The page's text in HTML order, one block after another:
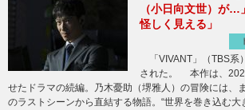
（小日向文世）が
怪しく見える」
「VIVANT」（TBS系
された。 本作は、
せたドラマの続編。乃木憂助（堺雅人）の冒険には、
のラストシーンから直結する物語。“世界を巻き込む